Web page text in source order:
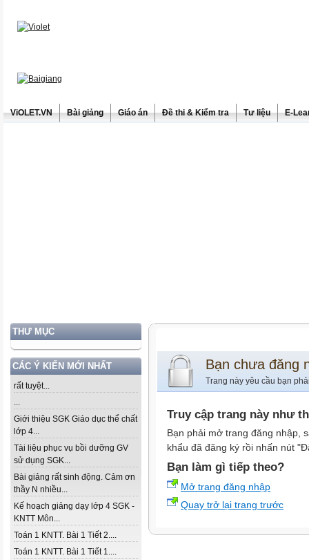
ViOLET.VN Bài giảng Giáo án Đề thi & Kiểm tra Tư liệu E-
THƯ MỤC
CÁC Ý KIẾN MỚI NHẤT
rất tuyệt...
...
Giới thiệu SGK Giáo dục thể chất
lớp 4...
Tài liệu phục vụ bồi dưỡng GV
sử dụng SGK...
Bài giảng rất sinh động. Cảm ơn
thầy N nhiều...
Kế hoạch giảng dạy lớp 4 SGK -
KNTT Môn...
Toán 1 KNTT. Bài 1 Tiết 2....
Toán 1 KNTT. Bài 1 Tiết 1....
Bạn chưa đăng
Trang này yêu cầu bạn
Truy cập trang này như
Bạn phải mở trang đăng nhập,
khẩu đã đăng ký rồi nhấn nút
Bạn làm gì tiếp theo?
Mở trang đăng nhập
Quay trở lại trang trước